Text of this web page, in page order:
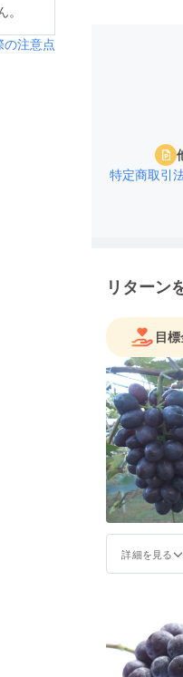
注意点
特定商取引
リターン
目
詳細を見る